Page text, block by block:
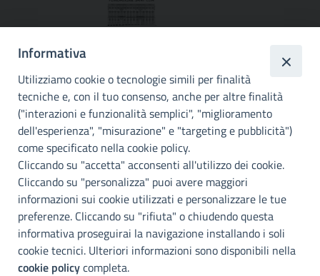
Città
metropolitana di
Palermo
Info e contatti
Città Metropoliitana di Palermo
Via Maqueda, 100 - 90134 - Palermo
Cod. Fisc. 80021470820
Informativa
Utilizziamo cookie o tecnologie simili per finalità
tecniche e, con il tuo consenso, anche per altre finalità
("interazioni e funzionalità semplici", "miglioramento
dell'esperienza", "misurazione" e "targeting e pubblicità")
come specificato nella cookie policy.
Cliccando su "accetta" acconsenti all'utilizzo dei cookie.
Cliccando su "personalizza" puoi avere maggiori
informazioni sui cookie utilizzati e personalizzare le tue
preferenze. Cliccando su "rifiuta" o chiudendo questa
informativa proseguirai la navigazione installando i soli
cookie tecnici. Ulteriori informazioni sono disponibili nella
cookie policycompleta.